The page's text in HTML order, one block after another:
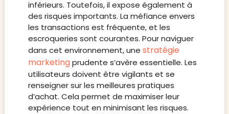
inférieurs. Toutefois, il expose également à
des risques importants. La méfiance envers
les transactions est fréquente, et les
escroqueries sont courantes. Pour naviguer
dans cet environnement, une stratégie
marketingprudente s’avère essentielle. Les
utilisateurs doivent être vigilants et se
renseigner sur les meilleures pratiques
d’achat. Cela permet de maximiser leur
expérience tout en minimisant les risques.